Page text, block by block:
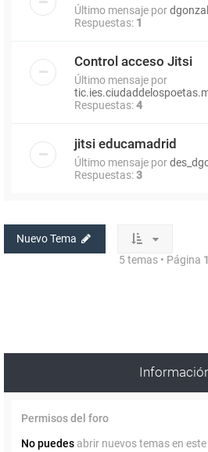
Último mensaje por
Respuestas: 1
Control acceso Jitsi
Último mensaje por
Respuestas:4
jitsi educamadrid
Último mensaje por
Respuestas:3
Nuevo Tema
5 temas • Página 1
Permisos del foro
No puedes abrir nuevos temas en